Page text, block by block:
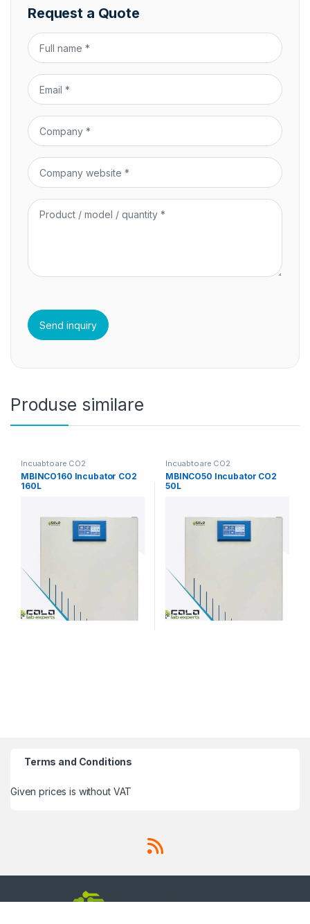
Request a Quote
Produse similare
Incuabtoare CO2
MBINCO160 Incubator CO2
160L
Incuabtoare CO2
MBINCO50 Incubator CO2
50L
Terms and Conditions
Given prices is without VAT